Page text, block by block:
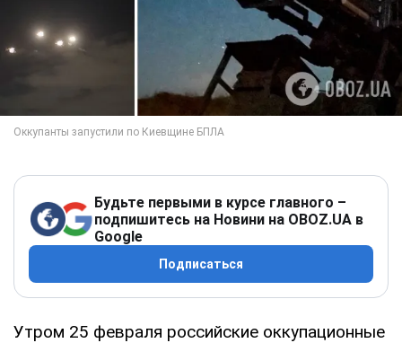
Будьте первыми в курсе главного –
подпишитесь на Новини на OBOZ.UA в
Google
Подписаться
Утром 25 февраля российские оккупационные